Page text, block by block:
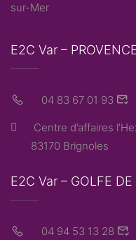
sur-Mer
E2C Var –
04 83 67 01 93
Centre d’affaires
83170 Brignoles
E2C Var – GOLFE DE
04 94 53 13 28